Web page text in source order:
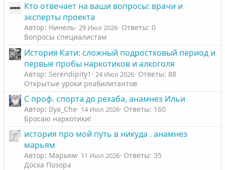
Кто отвечает на ваши вопросы: врачи и
эксперты проекта
Автор: Нинель 29 Июл 2026 Ответы: 0
Вопросы специалистам
История Кати: сложный подростковый период и
первые пробы наркотиков и алкоголя
Автор: Serendipity1 24 Июл 2026 Ответы: 88
Открытые уроки реабилитантов
С проф. спорта до рехаба, анамнез Ильи
Автор: Ilya_Che 14 Июл 2026 Ответы: 160
Бросаю наркотики!
история про мой путь в никуда . анамнез
марьям
Автор: Марьям 11 Июл 2026 Ответы: 35
Доска Позора